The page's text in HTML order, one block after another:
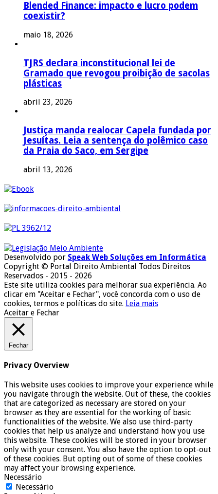
Blended Finance: impacto e lucro podem
coexistir?
maio 18, 2026
TJRS declara inconstitucional lei de
Gramado que revogou proibição de sacolas
plásticas
abril 23, 2026
Justiça manda realocar Capela fundada por
Jesuítas. Leia a sentença do polêmico caso
da Praia do Saco, em Sergipe
abril 13, 2026
Desenvolvido por Speak Web Soluções em Informática
Copyright © Portal Direito Ambiental Todos Direitos
Reservados - 2015 - 2026
Este site utiliza cookies para melhorar sua experiência. Ao
clicar em "Aceitar e Fechar", você concorda com o uso de
cookies, termos e políticas do site. Leia mais
Aceitar e Fechar
Fechar
Privacy Overview
This website uses cookies to improve your experience while
you navigate through the website. Out of these, the cookies
that are categorized as necessary are stored on your
browser as they are essential for the working of basic
functionalities of the website. We also use third-party
cookies that help us analyze and understand how you use
this website. These cookies will be stored in your browser
only with your consent. You also have the option to opt-out
of these cookies. But opting out of some of these cookies
may affect your browsing experience.
Necessário
Necessário